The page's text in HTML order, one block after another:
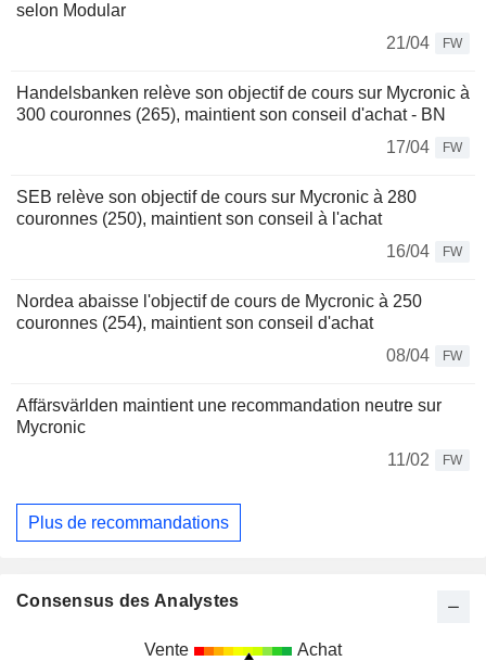
selon Modular
21/04
FW
Handelsbanken relève son objectif de cours sur Mycronic à
300 couronnes (265), maintient son conseil d'achat - BN
17/04
FW
SEB relève son objectif de cours sur Mycronic à 280
couronnes (250), maintient son conseil à l'achat
16/04
FW
Nordea abaisse l'objectif de cours de Mycronic à 250
couronnes (254), maintient son conseil d'achat
08/04
FW
Affärsvärlden maintient une recommandation neutre sur
Mycronic
11/02
FW
Plus de recommandations
Consensus des Analystes
Vente Achat